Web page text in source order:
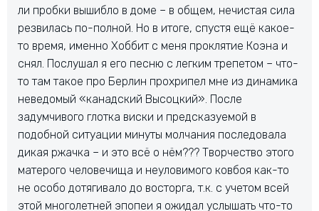
ли пробки вышибло в доме – в общем, нечистая сила
резвилась по-полной. Но в итоге, спустя ещё какое-
то время, именно Хоббит с меня проклятие Коэна и
снял. Послушал я его песню с легким трепетом – что-
то там такое про Берлин прохрипел мне из динамика
неведомый «канадский Высоцкий». После
задумчивого глотка виски и предсказуемой в
подобной ситуации минуты молчания последовала
дикая ржачка – и это всё о нём??? Творчество этого
матерого человечища и неуловимого ковбоя как-то
не особо дотягивало до восторга, т.к. с учетом всей
этой многолетней эпопеи я ожидал услышать что-то